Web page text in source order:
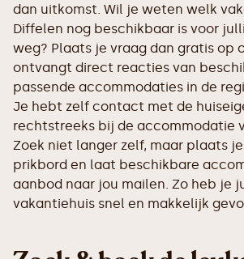
dan uitkomst. Wil je weten welk
Diffelen nog beschikbaar is voor
weg? Plaats je vraag dan gratis op
ontvangt direct reacties van
passende accommodaties in de
Je hebt zelf contact met de
rechtstreeks bij de accommodatie
Zoek niet langer zelf, maar plaats
prikbord en laat beschikbare
aanbod naar jou mailen. Zo heb je
vakantiehuis snel en makkelijk